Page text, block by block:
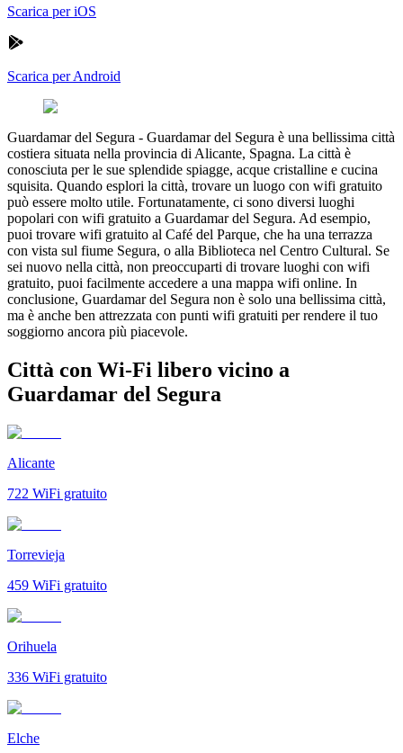
Scarica per iOS
Scarica per Android
Guardamar del Segura - Guardamar del Segura è una bellissima città
costiera situata nella provincia di Alicante, Spagna. La città è
conosciuta per le sue splendide spiagge, acque cristalline e cucina
squisita. Quando esplori la città, trovare un luogo con wifi gratuito
può essere molto utile. Fortunatamente, ci sono diversi luoghi
popolari con wifi gratuito a Guardamar del Segura. Ad esempio,
puoi trovare wifi gratuito al Café del Parque, che ha una terrazza
con vista sul fiume Segura, o alla Biblioteca nel Centro Cultural. Se
sei nuovo nella città, non preoccuparti di trovare luoghi con wifi
gratuito, puoi facilmente accedere a una mappa wifi online. In
conclusione, Guardamar del Segura non è solo una bellissima città,
ma è anche ben attrezzata con punti wifi gratuiti per rendere il tuo
soggiorno ancora più piacevole.
Città con Wi-Fi libero vicino a
Guardamar del Segura
Alicante
722 WiFi gratuito
Torrevieja
459 WiFi gratuito
Orihuela
336 WiFi gratuito
Elche